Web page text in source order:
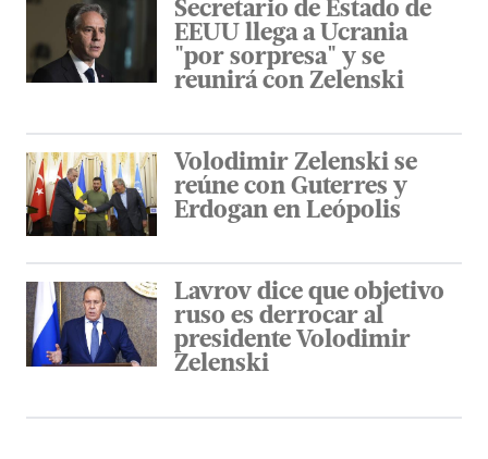
Secretario de Estado de
EEUU llega a Ucrania
"por sorpresa" y se
reunirá con Zelenski
Volodimir Zelenski se
reúne con Guterres y
Erdogan en Leópolis
Lavrov dice que objetivo
ruso es derrocar al
presidente Volodimir
Zelenski